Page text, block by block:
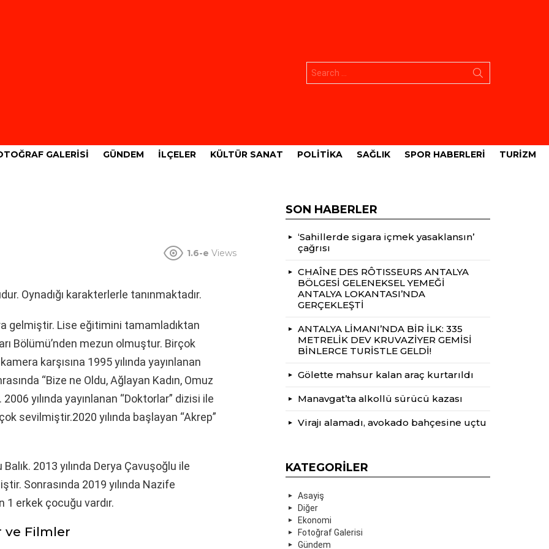
GALERISI GÜNDEM İLÇELER KÜLTÜR SANAT POLITIKA SAĞLIK SPOR HABERLERI TURIZM
1.6-e Views
Oynadığı karakterlerle tanınmaktadır.
gelmiştir. Lise eğitimini tamamladıktan
Bölümü’nden mezun olmuştur. Birçok
karşısına 1995 yılında yayınlanan
“Bize ne Oldu, Ağlayan Kadın, Omuz
yılında yayınlanan “Doktorlar” dizisi ile
sevilmiştir.2020 yılında başlayan “Akrep”
2013 yılında Derya Çavuşoğlu ile
Sonrasında 2019 yılında Nazife
1 erkek çocuğu vardır.
ve Filmler
SON HABERLER
‘Sahillerde sigara içmek yasaklansın’
çağrısı
CHAÎNE DES RÔTISSEURS ANTALYA
BÖLGESİ GELENEKSEL YEMEĞİ
ANTALYA LOKANTASI’NDA
GERÇEKLEŞTİ
ANTALYA LİMANI’NDA BİR İLK: 335
METRELİK DEV KRUVAZİYER GEMİSİ
BİNLERCE TURİSTLE GELDİ!
Gölette mahsur kalan araç kurtarıldı
Manavgat’ta alkollü sürücü kazası
Virajı alamadı, avokado bahçesine uçtu
KATEGORILER
Asayiş
Diğer
Ekonomi
Fotoğraf Galerisi
Gündem